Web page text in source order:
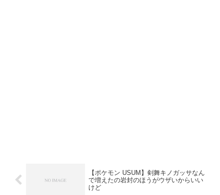
【ポケモン USUM】剣舞キノガッサなん
で増えたの岩封のほうがウザいからいい
けど